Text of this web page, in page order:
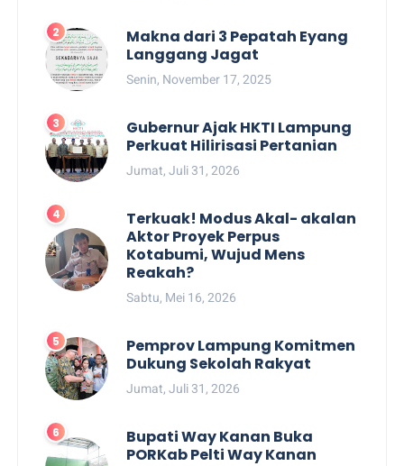
Makna dari 3 Pepatah Eyang
Langgang Jagat
Senin, November 17, 2025
Gubernur Ajak HKTI Lampung
Perkuat Hilirisasi Pertanian
Jumat, Juli 31, 2026
Terkuak! Modus Akal- akalan
Aktor Proyek Perpus
Kotabumi, Wujud Mens
Reakah?
Sabtu, Mei 16, 2026
Pemprov Lampung Komitmen
Dukung Sekolah Rakyat
Jumat, Juli 31, 2026
Bupati Way Kanan Buka
PORKab Pelti Way Kanan